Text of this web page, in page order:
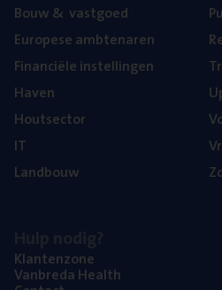
Bouw& vastgoed
Euro­pe­se ambtenaren
Finan­ci­ë­le instellingen
Haven
Hout­sec­tor
IT
Land­bouw
Klan­ten­zo­ne
Van­b­re­da Health